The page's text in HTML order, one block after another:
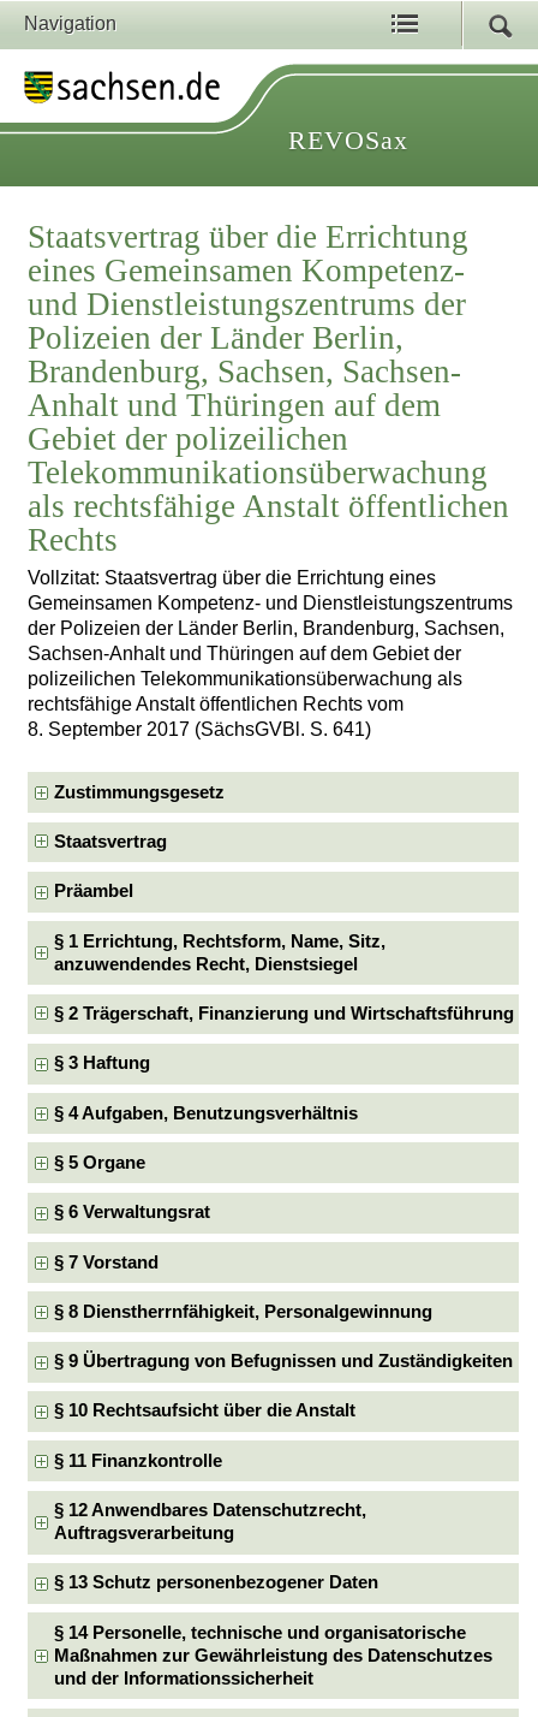
Navigation
REVOSax
Staatsvertrag über die Errichtung
eines Gemeinsamen Kompetenz-
und Dienstleistungszentrums der
Polizeien der Länder Berlin,
Brandenburg, Sachsen, Sachsen-
Anhalt und Thüringen auf dem
Gebiet der polizeilichen
Telekommunikationsüberwachung
als rechtsfähige Anstalt öffentlichen
Rechts
Vollzitat: Staatsvertrag über die Errichtung eines
Gemeinsamen Kompetenz- und Dienstleistungszentrums
der Polizeien der Länder Berlin, Brandenburg, Sachsen,
Sachsen-Anhalt und Thüringen auf dem Gebiet der
polizeilichen Telekommunikationsüberwachung als
rechtsfähige Anstalt öffentlichen Rechts vom
8. September 2017 (SächsGVBl. S. 641)
Zustimmungsgesetz
Staatsvertrag
Präambel
§ 1 Errichtung, Rechtsform, Name, Sitz,
anzuwendendes Recht, Dienstsiegel
§ 2 Trägerschaft, Finanzierung und Wirtschaftsführung
§ 3 Haftung
§ 4 Aufgaben, Benutzungsverhältnis
§ 5 Organe
§ 6 Verwaltungsrat
§ 7 Vorstand
§ 8 Dienstherrnfähigkeit, Personalgewinnung
§ 9 Übertragung von Befugnissen und Zuständigkeiten
§ 10 Rechtsaufsicht über die Anstalt
§ 11 Finanzkontrolle
§ 12 Anwendbares Datenschutzrecht,
Auftragsverarbeitung
§ 13 Schutz personenbezogener Daten
§ 14 Personelle, technische und organisatorische
Maßnahmen zur Gewährleistung des Datenschutzes
und der Informationssicherheit